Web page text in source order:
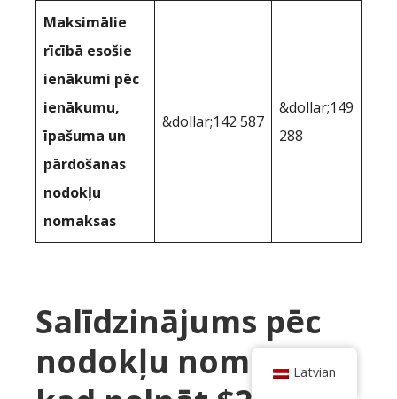
Maksimālie
rīcībā esošie
ienākumi pēc
ienākumu,
īpašuma un
pārdošanas
nodokļu
nomaksas
&dollar;142 587
&dollar;149
288
Salīdzinājums pēc
nodokļu nomaksas,
Latvian